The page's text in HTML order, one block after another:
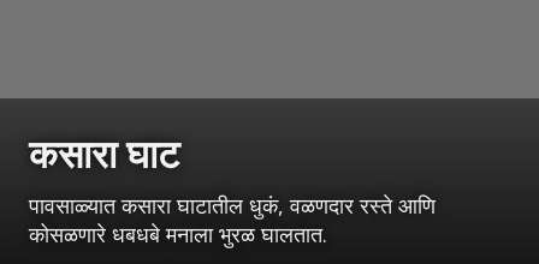
कसारा घाट
पावसाळ्यात कसारा घाटातील धुकं, वळणदार रस्ते आणि
कोसळणारे धबधबे मनाला भुरळ घालतात.